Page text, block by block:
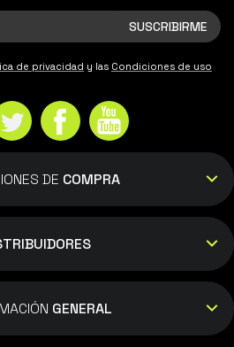
de privacidad y las Condiciones de uso
DE COMPRA
GENERAL